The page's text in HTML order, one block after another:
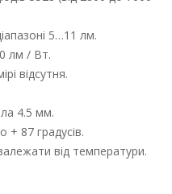
5…11 лм.
лм / Вт.
відсутня.
4.5 мм.
+ 87 градусів.
від температури.